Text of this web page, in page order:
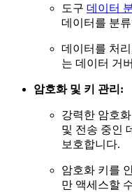
도구 데이터
데이터를 분
데이터를 처
는 데이터 거
암호화 및 키 관리:
강력한 암호
및 전송 중인
보호합니다.
암호화 키를
만 액세스할